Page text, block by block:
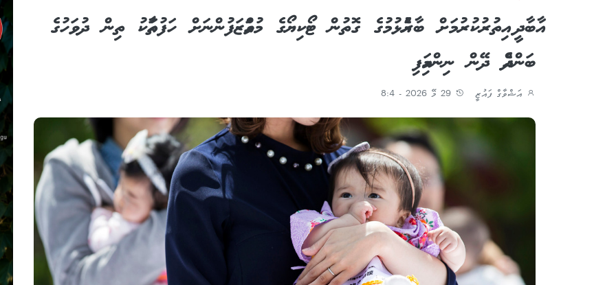
އާބާދީ އިތުރުކުރުމަށް ބާރުއެޅުމުގެ ގޮތުން ޓޯކިޔޯގެ މުވައްޒަފުންނަށް ހަފުތާއަކު ތިން ދުވަހުގެ
ބަންދެއް ދޭން ނިންމައިފި
އަޝްވާގް ފައުޒީ